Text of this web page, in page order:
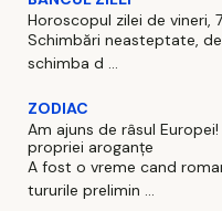
Horoscopul zilei de vineri,
Schimbări neasteptate,
schimba d ...
ZODIAC
Am ajuns de râsul
propriei aroganțe
A fost o vreme cand
tururile prelimin ...